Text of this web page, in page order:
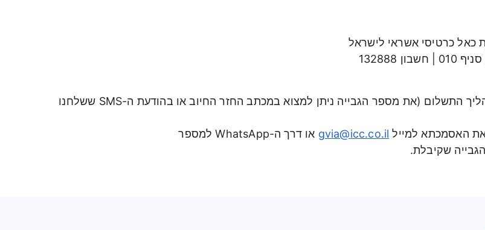
כאל כרטיסי אשראי לישראל
נדרש לציין את מספר הגבייה בתהליך התשלום (את מספר הגבייה ניתן למצוא במכתב החזר החיוב או בהודעת ה-SMS ששלחנו
האסמכתא למייל gvia@icc.co.il או דרך ה-WhatsApp למספר
שקיבלת.